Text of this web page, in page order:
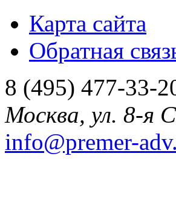
Карта сайта
Обратная
8 (495) 477-33-
Москва, ул. 8-я
info@premer-